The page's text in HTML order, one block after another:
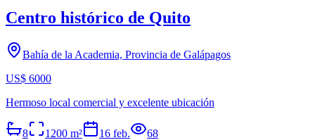
Centro histórico de Quito
Bahía de la Academia, Provincia de Galápagos
US$ 6000
Hermoso local comercial y excelente ubicación
8 1200 m² 16 feb. 68